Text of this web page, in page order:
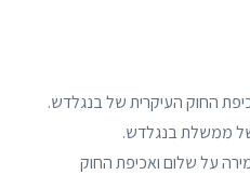
החוק העיקרית של בנגלדש.
ממשלת בנגלדש.
על שלום ואכיפת החוק